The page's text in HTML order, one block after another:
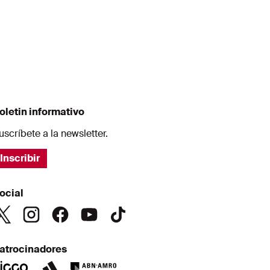
informativo
a la newsletter.
Inscribir